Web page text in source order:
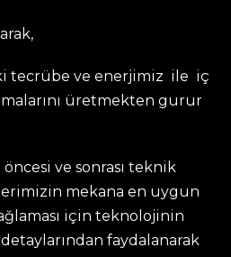
tecrübe ve enerjimiz ile iç
üretmekten gurur
ve sonrası teknik
mekana en uygun
için teknolojinin
faydalanarak